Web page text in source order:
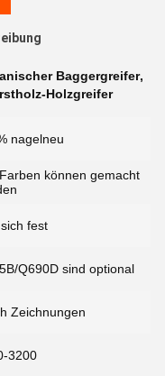
Baggergreifer,
Holzgreifer
nagelneu
können gemacht
fest
Q690D sind optional
Zeichnungen
3200